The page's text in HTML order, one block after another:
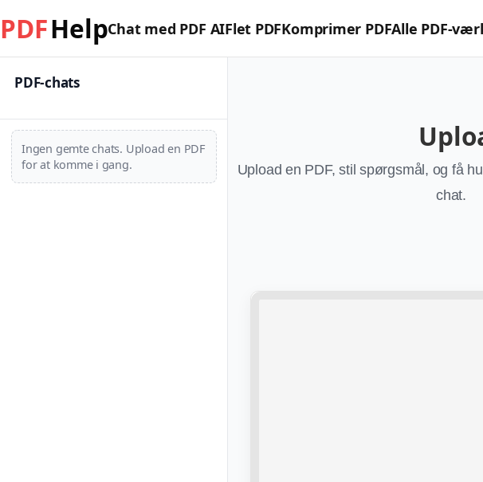
PDFHelpChat med PDF AIFlet PDFKomprimer PDFAlle PDF-
PDF-chats
Ingen gemte chats. Upload en PDF
for at komme i gang.
Upload en PDF, stil spørgsmål, og få
chat.